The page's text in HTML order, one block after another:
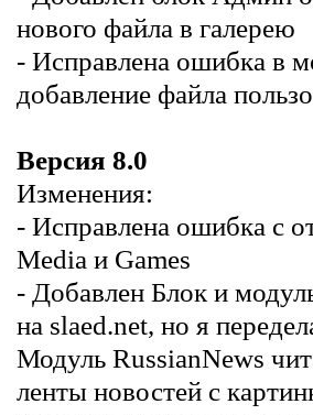
нового файла в галерею
- Исправлена ошибка в
добавление файла
Версия 8.0
Изменения:
- Исправлена ошибка с
Media и Games
- Добавлен Блок и
на slaed.net, но я
Модуль RussianNews
ленты новостей с